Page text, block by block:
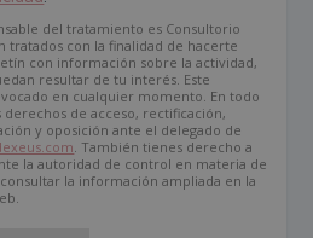
del tratamiento es Consultorio
tratados con la finalidad de hacerte
con información sobre la actividad,
resultar de tu interés. Este
en cualquier momento. En todo
de acceso, rectificación,
y oposición ante el delegado de
. También tienes derecho a
la autoridad de control en materia de
la información ampliada en la